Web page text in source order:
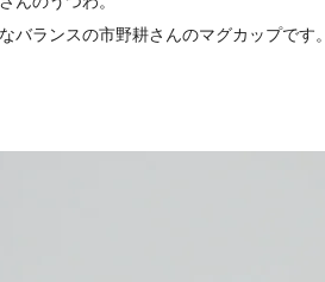
バランスの市野耕さんのマグカップです。